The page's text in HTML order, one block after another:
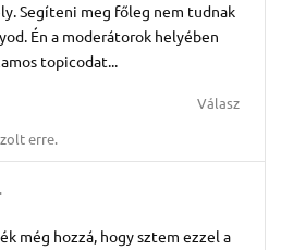
Segíteni meg főleg nem tudnak
Én a moderátorok helyében
topicodat...
Válasz
erre.
még hozzá, hogy sztem ezzel a